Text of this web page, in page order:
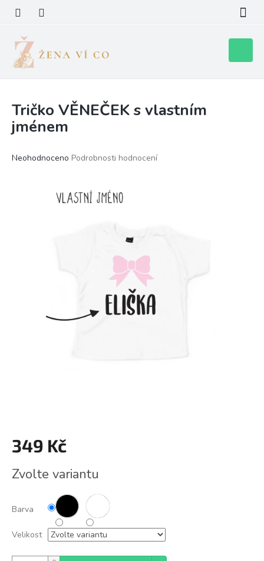
obsah
košík
Tričko VĚNEČEK s vlastním
jménem
Průměrné
Neohodnoceno Podrobnosti hodnocení
349 Kč
cena:
Zvolte variantu
Barva
Velikost